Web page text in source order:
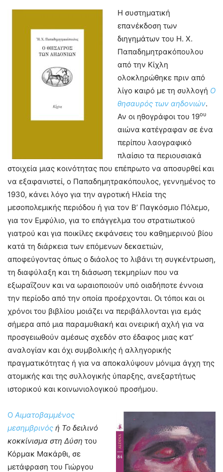
Η συστηματική
επανέκδοση των
διηγημάτων του Η. Χ.
Παπαδημητρακόπουλου
από την Κίχλη
ολοκληρώθηκε πριν από
λίγο καιρό με τη συλλογή Ο
θησαυρός των αηδονιών.
Αν οι ηθογράφοι του 19ου
αιώνα κατέγραφαν σε ένα
περίπου λαογραφικό
πλαίσιο τα περιουσιακά
στοιχεία μιας κοινότητας που επέπρωτο να αποσυρθεί και
να εξαφανιστεί, ο Παπαδημητρακόπουλος, γεννημένος το
1930, κάνει λόγο για την αγροτική Ηλεία της
μεσοπολεμικής περιόδου ή για τον Β’ Παγκόσμιο Πόλεμο,
για τον Εμφύλιο, για το επάγγελμα του στρατιωτικού
γιατρού και για ποικίλες εκφάνσεις του καθημερινού βίου
κατά τη διάρκεια των επόμενων δεκαετιών,
αποφεύγοντας όπως ο διάολος το λιβάνι τη συγκέντρωση,
τη διαφύλαξη και τη διάσωση τεκμηρίων που να
εξωραΐζουν και να ωραιοποιούν υπό οιαδήποτε έννοια
την περίοδο από την οποία προέρχονται. Οι τόποι και οι
χρόνοι του βιβλίου μοιάζει να περιβάλλονται για εμάς
σήμερα από μια παραμυθιακή και ονειρική αχλή για να
προσγειωθούν αμέσως σχεδόν στο έδαφος μιας κατ’
αναλογίαν και όχι συμβολικής ή αλληγορικής
πραγματικότητας ή για να αποκαλύψουν μόνιμα άγχη της
ατομικής και της συλλογικής ύπαρξης, ανεξαρτήτως
ιστορικού και κοινωνιολογικού προσήμου.
Ο Αιματοβαμμένος
μεσημβρινός ή Το δειλινό
κοκκίνισμα στη Δύση του
Κόρμακ Μακάρθι, σε
μετάφραση του Γιώργου